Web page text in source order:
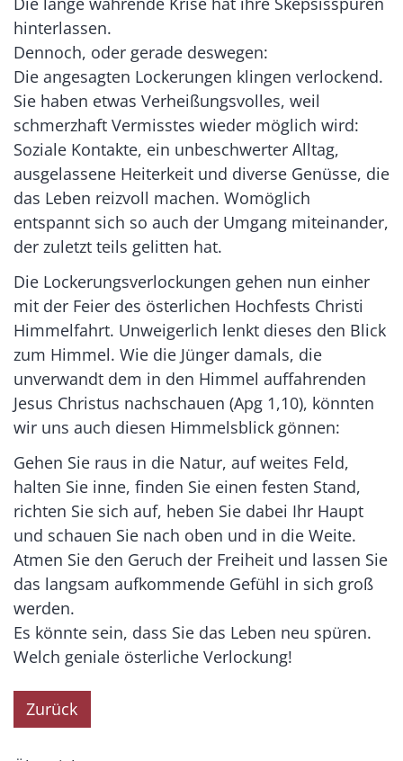
hinterlassen.
Dennoch, oder gerade deswegen:
Die angesagten Lockerungen klingen verlockend.
Sie haben etwas Verheißungsvolles, weil
schmerzhaft Vermisstes wieder möglich wird:
Soziale Kontakte, ein unbeschwerter Alltag,
ausgelassene Heiterkeit und diverse Genüsse, die
das Leben reizvoll machen. Womöglich
entspannt sich so auch der Umgang miteinander,
der zuletzt teils gelitten hat.
Die Lockerungsverlockungen gehen nun einher
mit der Feier des österlichen Hochfests Christi
Himmelfahrt. Unweigerlich lenkt dieses den Blick
zum Himmel. Wie die Jünger damals, die
unverwandt dem in den Himmel auffahrenden
Jesus Christus nachschauen (Apg 1,10), könnten
wir uns auch diesen Himmelsblick gönnen:
Gehen Sie raus in die Natur, auf weites Feld,
halten Sie inne, finden Sie einen festen Stand,
richten Sie sich auf, heben Sie dabei Ihr Haupt
und schauen Sie nach oben und in die Weite.
Atmen Sie den Geruch der Freiheit und lassen Sie
das langsam aufkommende Gefühl in sich groß
werden.
Es könnte sein, dass Sie das Leben neu spüren.
Welch geniale österliche Verlockung!
Zurück